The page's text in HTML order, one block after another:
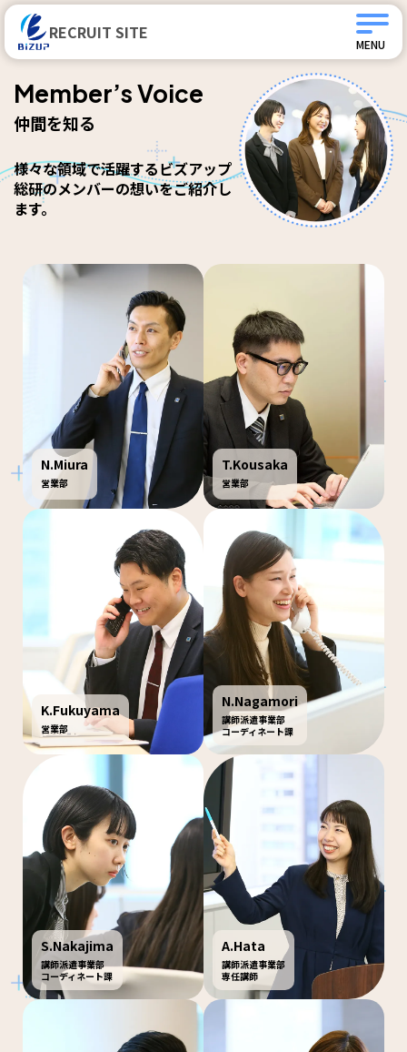
RECRUIT SITE
MENU
Member’s Voice
仲間を知る
様々な領域で活躍するビズアップ
総研のメンバーの想いをご紹介し
ます。
N.Miura
営業部
T.Kousaka
営業部
K.Fukuyama
営業部
N.Nagamori
講師派遣事業部
コーディネート課
S.Nakajima
講師派遣事業部
コーディネート課
A.Hata
講師派遣事業部
専任講師